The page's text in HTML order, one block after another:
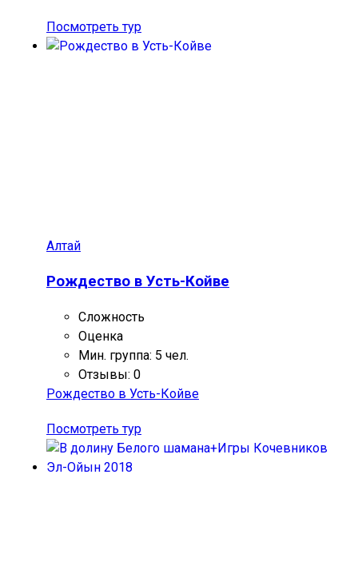
Посмотреть тур
Алтай
Рождество в Усть-Койве
Сложность
Оценка
Мин. группа: 5 чел.
Отзывы: 0
Рождество в Усть-Койве
Посмотреть тур